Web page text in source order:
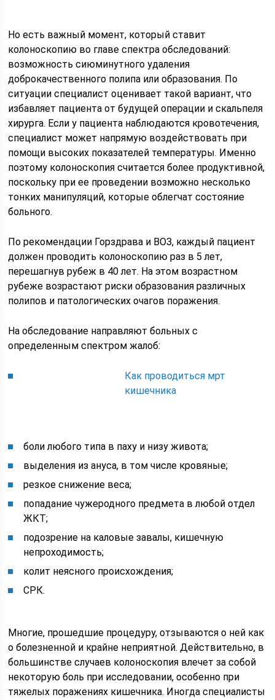
Но есть важный момент, который ставит
колоноскопию во главе спектра обследований:
возможность сиюминутного удаления
доброкачественного полипа или образования. По
ситуации специалист оценивает такой вариант, что
избавляет пациента от будущей операции и скальпеля
хирурга. Если у пациента наблюдаются кровотечения,
специалист может напрямую воздействовать при
помощи высоких показателей температуры. Именно
поэтому колоноскопия считается более продуктивной,
поскольку при ее проведении возможно несколько
тонких манипуляций, которые облегчат состояние
больного.
По рекомендации Горздрава и ВОЗ, каждый пациент
должен проводить колоноскопию раз в 5 лет,
перешагнув рубеж в 40 лет. На этом возрастном
рубеже возрастают риски образования различных
полипов и патологических очагов поражения.
На обследование направляют больных с
определенным спектром жалоб:
Как проводиться мрт
кишечника
боли любого типа в паху и низу живота;
выделения из ануса, в том числе кровяные;
резкое снижение веса;
попадание чужеродного предмета в любой отдел
ЖКТ;
подозрение на каловые завалы, кишечную
непроходимость;
колит неясного происхождения;
СРК.
Многие, прошедшие процедуру, отзываются о ней как
о болезненной и крайне неприятной. Действительно, в
большинстве случаев колоноскопия влечет за собой
некоторую боль при исследовании, особенно при
тяжелых поражениях кишечника. Иногда специалисты